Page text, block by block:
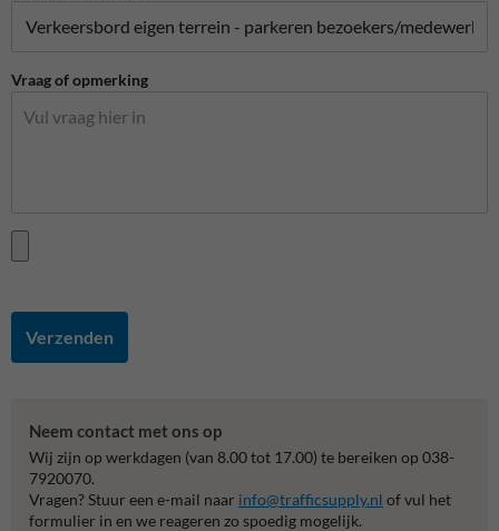
Vraag of opmerking
Verzenden
Neem contact met ons op
Wij zijn op werkdagen (van 8.00 tot 17.00) te bereiken op 038-
7920070.
Vragen? Stuur een e-mail naar info@trafficsupply.nl of vul het
formulier in en we reageren zo spoedig mogelijk.